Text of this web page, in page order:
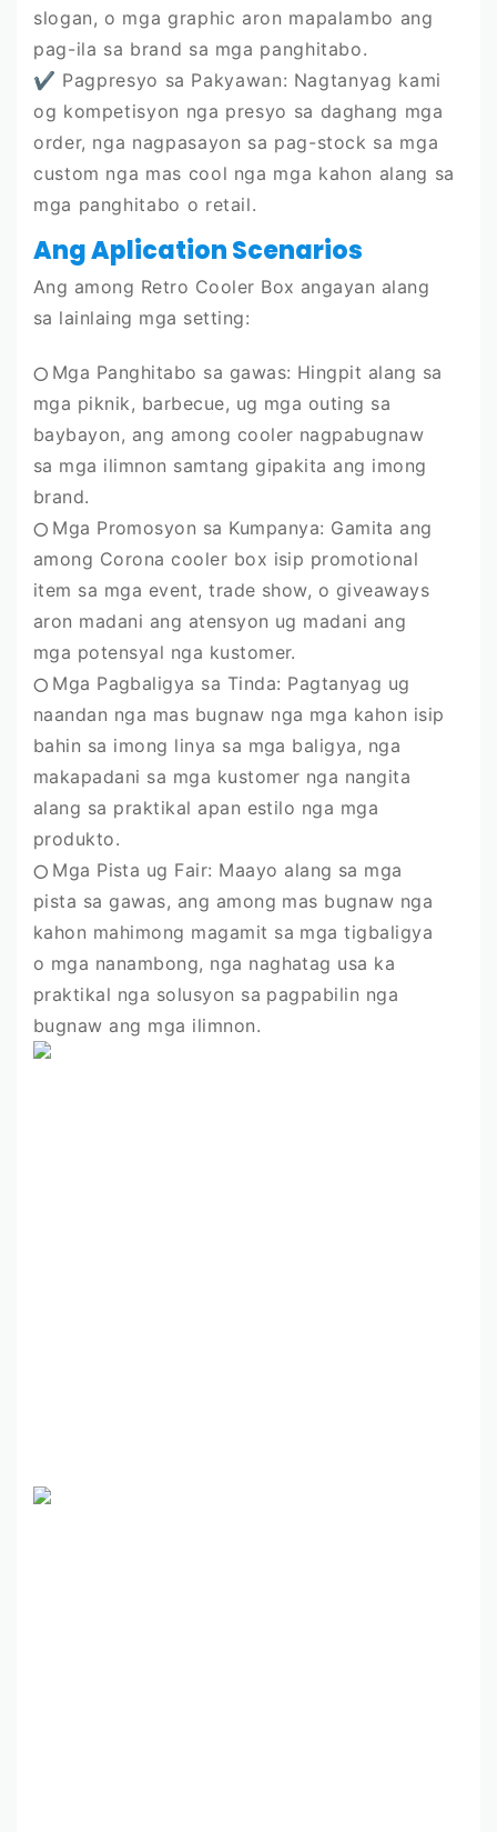
slogan, o mga graphic aron mapalambo ang
pag-ila sa brand sa mga panghitabo.
✔ Pagpresyo sa Pakyawan: Nagtanyag kami
og kompetisyon nga presyo sa daghang mga
order, nga nagpasayon ​​sa pag-stock sa mga
custom nga mas cool nga mga kahon alang sa
mga panghitabo o retail.
Ang Aplication Scenarios
Ang among Retro Cooler Box angayan alang
sa lainlaing mga setting:
⭕️ Mga Panghitabo sa gawas: Hingpit alang sa
mga piknik, barbecue, ug mga outing sa
baybayon, ang among cooler nagpabugnaw
sa mga ilimnon samtang gipakita ang imong
brand.
⭕️ Mga Promosyon sa Kumpanya: Gamita ang
among Corona cooler box isip promotional
item sa mga event, trade show, o giveaways
aron madani ang atensyon ug madani ang
mga potensyal nga kustomer.
⭕️ Mga Pagbaligya sa Tinda: Pagtanyag ug
naandan nga mas bugnaw nga mga kahon isip
bahin sa imong linya sa mga baligya, nga
makapadani sa mga kustomer nga nangita
alang sa praktikal apan estilo nga mga
produkto.
⭕️ Mga Pista ug Fair: Maayo alang sa mga
pista sa gawas, ang among mas bugnaw nga
kahon mahimong magamit sa mga tigbaligya
o mga nanambong, nga naghatag usa ka
praktikal nga solusyon sa pagpabilin nga
bugnaw ang mga ilimnon.